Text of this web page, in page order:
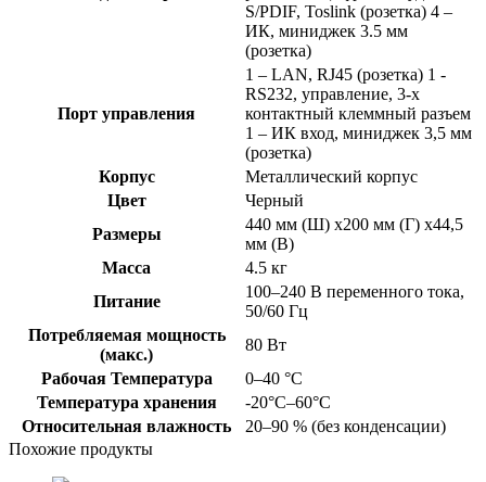
S/PDIF, Toslink (розетка) 4 –
ИК, миниджек 3.5 мм
(розетка)
Порт управления
1 – LAN, RJ45 (розетка) 1 -
RS232, управление, 3-х
контактный клеммный разъем
1 – ИК вход, миниджек 3,5 мм
(розетка)
Корпус
Металлический корпус
Цвет
Черный
Размеры
440 мм (Ш) x200 мм (Г) x44,5
мм (В)
Масса
4.5 кг
Питание
100–240 В переменного тока,
50/60 Гц
Потребляемая мощность
(макс.)
80 Вт
Рабочая Температура
0–40 °C
Температура хранения
-20°C–60°C
Относительная влажность
20–90 % (без конденсации)
Похожие продукты